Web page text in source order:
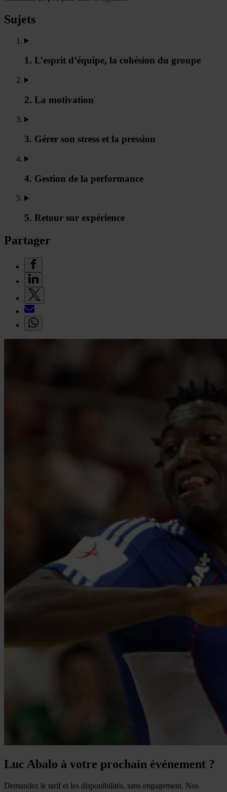
Sujets
1. L’esprit d’équipe, la cohésion du groupe
2. La motivation
3. Gérer son stress et la pression
4. Gestion de la performance
5. Retour sur expérience
Partager
Luc Abalo à votre prochain événement ?
Demandez le tarif et les disponibilités, sans engagement. Nos